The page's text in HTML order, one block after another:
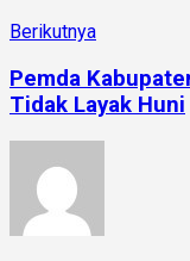
Berikutnya
Pemda
Tidak Layak Huni